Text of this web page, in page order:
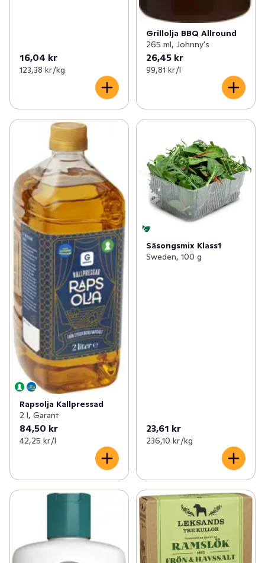
16,04 kr
123,38 kr /kg
Grillolja BBQ Allround
265 ml, Johnny's
26,45 kr
99,81 kr /l
Rapsolja Kallpressad
2 l, Garant
84,50 kr
42,25 kr /l
Säsongsmix Klass1
Sweden, 100 g
23,61 kr
236,10 kr /kg